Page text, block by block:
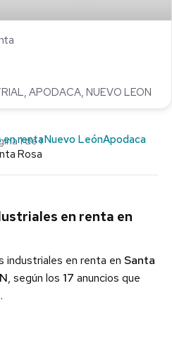
APODACA, NUEVO LEON
1 de 1
en rentaNuevo LeónApodaca
Rosa
en renta en
industriales en renta en Santa
, según los 17 anuncios que